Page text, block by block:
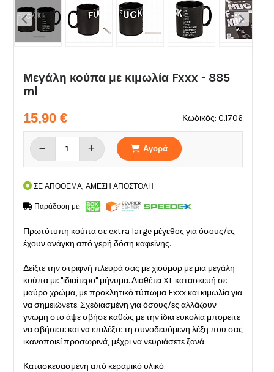
Μεγάλη κούπα με κιμωλία Fxxx - 885
ml
Κωδικός: C.1706
15,90 €
Αγορά
ΣΕ ΑΠΟΘΕΜΑ, ΑΜΕΣΗ ΑΠΟΣΤΟΛΗ
Παράδοση με:
Πρωτότυπη κούπα σε extra large μέγεθος για όσους/ες
έχουν ανάγκη από γερή δόση καφεΐνης.
Δείξτε την στριφνή πλευρά σας με χιούμορ με μια μεγάλη
κούπα με "ιδιαίτερο" μήνυμα. Διαθέτει XL κατασκευή σε
μαύρο χρώμα, με προκλητικό τύπωμα Fxxx και κιμωλία για
να σημειώνετε. Σχεδιασμένη για όσους/ες αλλάζουν
γνώμη στο άψε σβήσε καθώς με την ίδια ευκολία μπορείτε
να σβήσετε και να επιλέξτε τη συνοδευόμενη λέξη που σας
ικανοποιεί προσωρινά, μέχρι να νευριάσετε ξανά.
Κατασκευασμένη από κεραμικό υλικό.